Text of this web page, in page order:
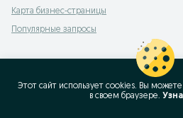
Карта бизнес-страницы
Популярные запросы
Этот сайт использует cookies. Вы
в своeм браузере.